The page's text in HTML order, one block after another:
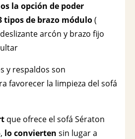
la opción de poder
tipos de brazo módulo(
arcón y brazo fijo
y respaldos son
favorecer la limpieza del sofá
que ofrece el sofá Sératon
, lo convierten sin lugar a